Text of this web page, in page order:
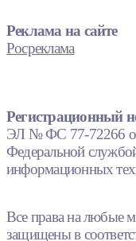
Реклама на сайте
Росреклама
Регистрационный
ЭЛ № ФС 77-72266 от
Федеральной
информационных
Все права на любые
защищены в